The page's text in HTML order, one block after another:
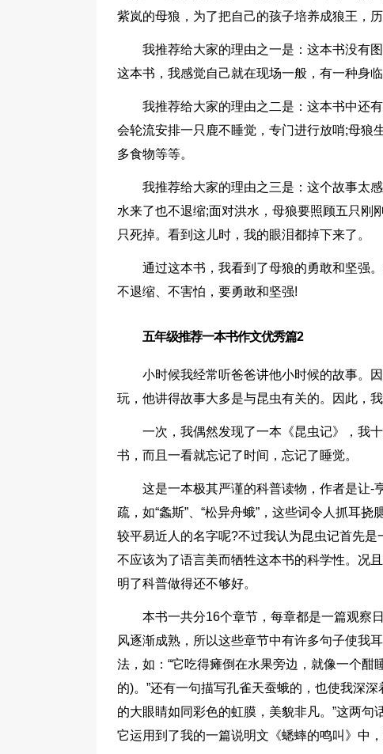
紫岚的母狼，为了把自己的孩子培养成狼王，历
我推荐给大家的理由之一是：这本书没有
这本书，我感觉自己就在现场一般，有一种身临
我推荐给大家的理由之二是：这本书中还
会轮流安排一只鹿不睡觉，专门进行放哨;母狼
多食物等等。
我推荐给大家的理由之三是：这个故事太
水来了也不退缩;面对洪水，母狼要照顾五只刚
只死掉。看到这儿时，我的眼泪都掉下来了。
通过这本书，我看到了母狼的勇敢和坚强
不退缩、不害怕，要勇敢和坚强!
五年级推荐一本书作文优秀篇2
小时候我经常听爸爸讲他小时候的故事。
玩，他讲得故事大多是与昆虫有关的。因此，
一次，我偶然发现了一本《昆虫记》，我
书，而且一看就忘记了时间，忘记了睡觉。
这是一本极其严谨的科普读物，作者是让-
疏，如“螽斯”、“松异舟蛾”，这些词令人抓耳
较平易近人的名字呢?不过我认为昆虫记首先
不应该为了语言美而牺牲这本书的科学性。况
明了科普做得还不够好。
本书一共分16个章节，每章都是一篇观察
风逐渐成熟，所以这些章节中有许多句子使我
法，如：“它吃得瘫倒在水果旁边，就像一个
的)。”还有一句描写孔雀天蚕蛾的，也使我深
的大眼睛如同彩色的虹膜，美貌非凡。”这两
它运用到了我的一篇说明文《蟋蟀的鸣叫》中